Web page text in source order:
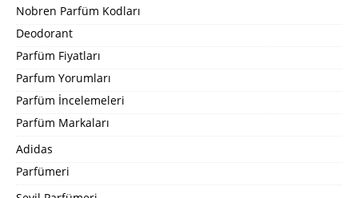
Nobren Parfüm Kodları
Deodorant
Parfüm Fiyatları
Parfum Yorumları
Parfüm İncelemeleri
Parfüm Markaları
Adidas
Parfümeri